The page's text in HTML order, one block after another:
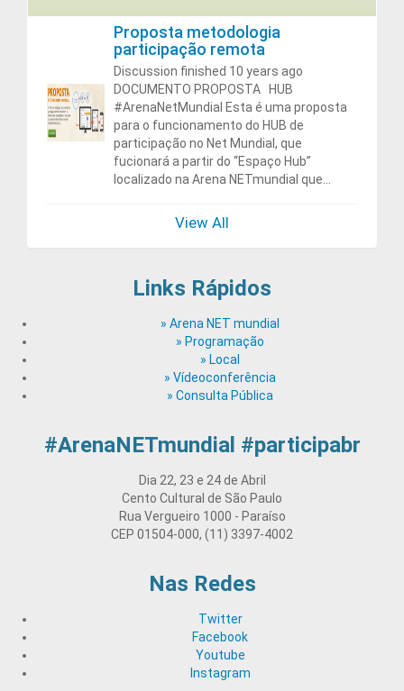
Proposta metodologia
participação remota
Discussion finished 10 years ago
DOCUMENTO PROPOSTA HUB
#ArenaNetMundial Esta é uma proposta
para o funcionamento do HUB de
participação no Net Mundial, que
fucionará a partir do “Espaço Hub”
localizado na Arena NETmundial que...
View All
Links Rápidos
» Arena NET mundial
» Programação
» Local
» Vídeoconferência
» Consulta Pública
#ArenaNETmundial #participabr
Dia 22, 23 e 24 de Abril
Cento Cultural de São Paulo
Rua Vergueiro 1000 - Paraíso
CEP 01504-000, (11) 3397-4002
Nas Redes
Twitter
Facebook
Youtube
Instagram